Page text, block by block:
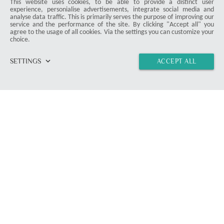
ProDuck
© 2026 ProDuck. All Rights Reserved.
Article Overview
This website uses cookies, to be able to provide a distinct user
experience, personialise advertisements, integrate social media and
analyse data traffic. This is primarily serves the purpose of improving our
service and the performance of the site. By clicking "Accept all" you
agree to the usage of all cookies. Via the settings you can customize your
choice.
SETTINGS keyboard_arrow_down ACCEPT ALL